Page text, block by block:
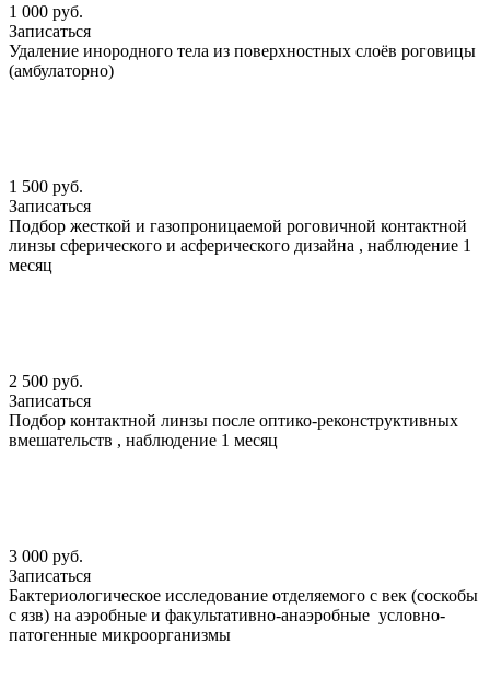
1 000 руб.
Записаться
Удаление инородного тела из поверхностных слоёв роговицы
(амбулаторно)
1 500 руб.
Записаться
Подбор жесткой и газопроницаемой роговичной контактной
линзы сферического и асферического дизайна , наблюдение 1
месяц
2 500 руб.
Записаться
Подбор контактной линзы после оптико-реконструктивных
вмешательств , наблюдение 1 месяц
3 000 руб.
Записаться
Бактериологическое исследование отделяемого с век (соскобы
с язв) на аэробные и факультативно-анаэробные условно-
патогенные микроорганизмы